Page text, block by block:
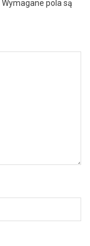
Wymagane pola są